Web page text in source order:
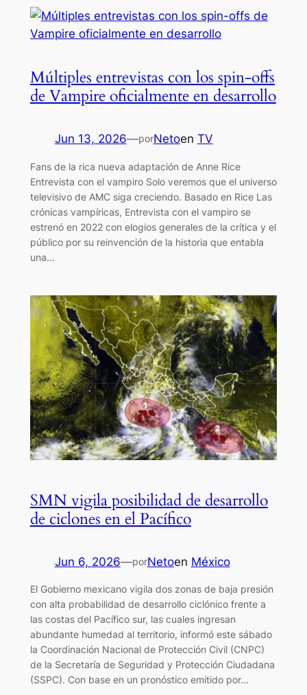
Múltiples entrevistas con los spin-offs
de Vampire oficialmente en desarrollo
Jun 13, 2026—porNetoen TV
Fans de la rica nueva adaptación de Anne Rice
Entrevista con el vampiro Solo veremos que el universo
televisivo de AMC siga creciendo. Basado en Rice Las
crónicas vampíricas, Entrevista con el vampiro se
estrenó en 2022 con elogios generales de la crítica y el
público por su reinvención de la historia que entabla
una…
SMN vigila posibilidad de desarrollo
de ciclones en el Pacífico
Jun 6, 2026—porNetoen México
El Gobierno mexicano vigila dos zonas de baja presión
con alta probabilidad de desarrollo ciclónico frente a
las costas del Pacífico sur, las cuales ingresan
abundante humedad al territorio, informó este sábado
la Coordinación Nacional de Protección Civil (CNPC)
de la Secretaría de Seguridad y Protección Ciudadana
(SSPC). Con base en un pronóstico emitido por…